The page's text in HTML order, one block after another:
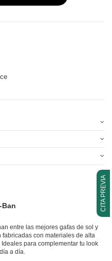
CITA PREVIA
entre las mejores gafas de sol y
con materiales de alta
para complementar tu look
a día.